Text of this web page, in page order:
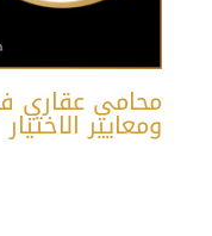
محامي عقاري
ومعايير الاختيار